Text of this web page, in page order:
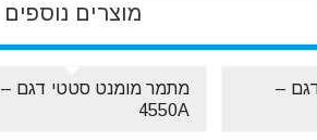
מוצרים נוספים
–
מתמר מומנט סטטי דגם –
4550A